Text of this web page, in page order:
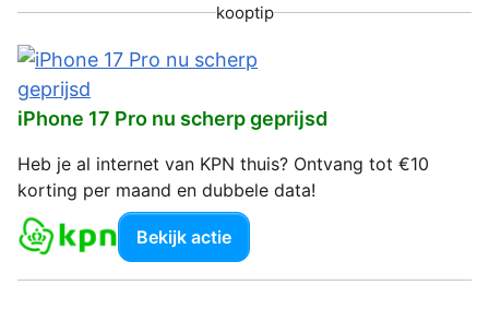
kooptip
iPhone 17 Pro nu scherp geprijsd
Heb je al internet van KPN thuis? Ontvang tot €10
korting per maand en dubbele data!
Bekijk actie